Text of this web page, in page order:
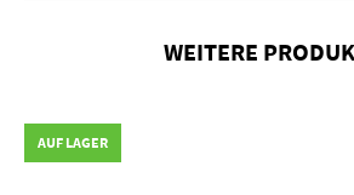
WEITERE
AUF LAGER